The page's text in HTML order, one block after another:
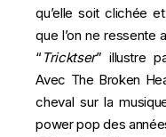
qu’elle soit clichée
que l’on ne ressente
“ Tricktser” illustre
Avec The Broken
cheval sur la
power pop des